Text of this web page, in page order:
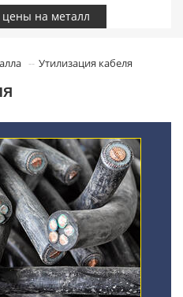
цены на металл
Утилизация кабеля